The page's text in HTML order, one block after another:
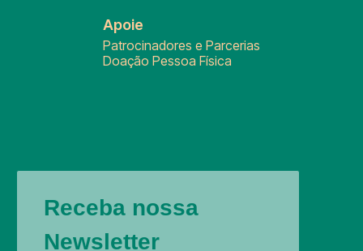
Apoie
Patrocinadores e Parcerias
Doação Pessoa Física